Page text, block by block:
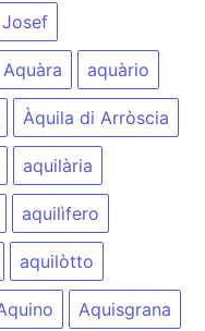
Aquàra aquàrio
Àquila di Arròscia
aquilària
aquilìfero
aquilòtto
Aquisgrana